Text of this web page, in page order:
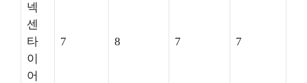
넥
센
타
이
어
7 8 7 7